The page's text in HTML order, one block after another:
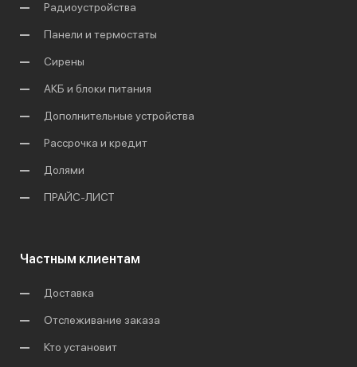
Радиоустройства
Панели и термостаты
Сирены
АКБ и блоки питания
Дополнительные устройства
Рассрочка и кредит
Долями
ПРАЙС-ЛИСТ
Частным клиентам
Доставка
Отслеживание заказа
Кто установит